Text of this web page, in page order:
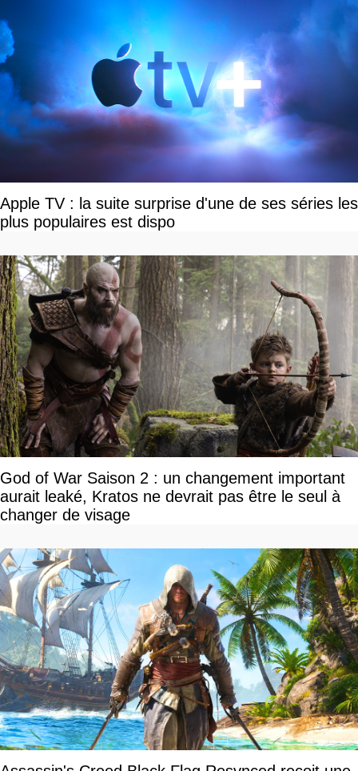
Apple TV : la suite surprise d'une de ses séries les
plus populaires est dispo
God of War Saison 2 : un changement important
aurait leaké, Kratos ne devrait pas être le seul à
changer de visage